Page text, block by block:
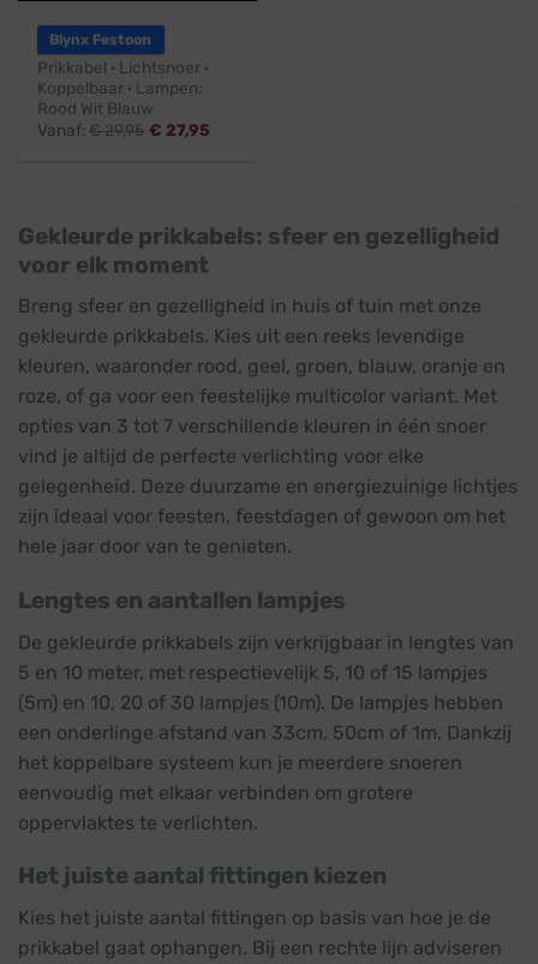
Blynx Festoon
Prikkabel · Lichtsnoer ·
Koppelbaar · Lampen:
Rood Wit Blauw
Vanaf:€29,95 € 27,95
Gekleurde prikkabels: sfeer en gezelligheid
voor elk moment
Breng sfeer en gezelligheid in huis of tuin met onze
gekleurde prikkabels. Kies uit een reeks levendige
kleuren, waaronder rood, geel, groen, blauw, oranje en
roze, of ga voor een feestelijke multicolor variant. Met
opties van 3 tot 7 verschillende kleuren in één snoer
vind je altijd de perfecte verlichting voor elke
gelegenheid. Deze duurzame en energiezuinige lichtjes
zijn ideaal voor feesten, feestdagen of gewoon om het
hele jaar door van te genieten.
Lengtes en aantallen lampjes
De gekleurde prikkabels zijn verkrijgbaar in lengtes van
5 en 10 meter, met respectievelijk 5, 10 of 15 lampjes
(5m) en 10, 20 of 30 lampjes (10m). De lampjes hebben
een onderlinge afstand van 33cm, 50cm of 1m. Dankzij
het koppelbare systeem kun je meerdere snoeren
eenvoudig met elkaar verbinden om grotere
oppervlaktes te verlichten.
Het juiste aantal fittingen kiezen
Kies het juiste aantal fittingen op basis van hoe je de
prikkabel gaat ophangen. Bij een rechte lijn adviseren